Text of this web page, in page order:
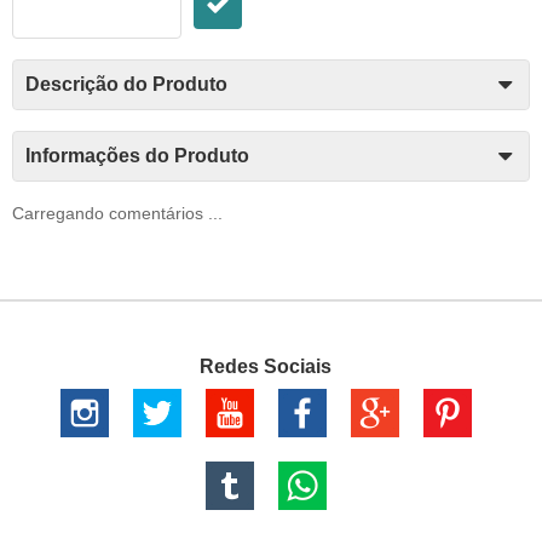
Descrição do Produto
Informações do Produto
Carregando comentários ...
Redes Sociais